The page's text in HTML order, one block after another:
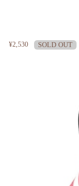
¥2,530 SOLD OUT